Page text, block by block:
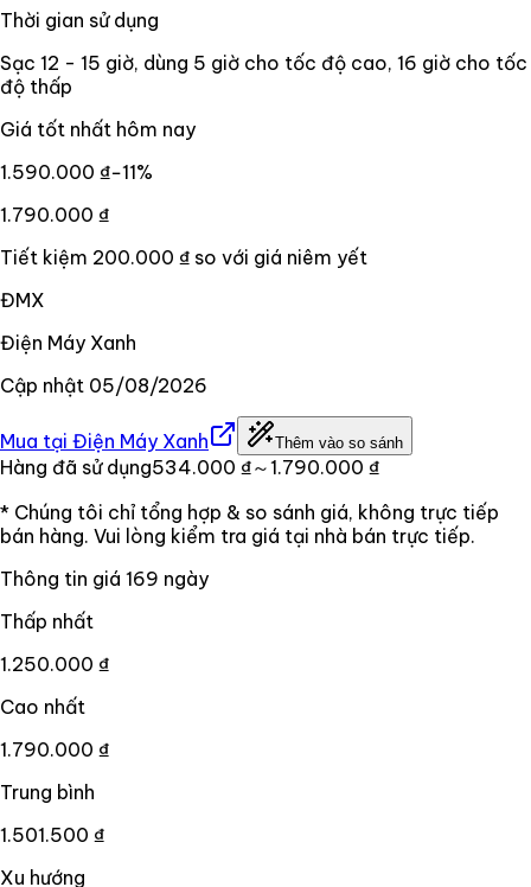
Thời gian sử dụng
Sạc 12 - 15 giờ, dùng 5 giờ cho tốc độ cao, 16 giờ cho tốc
độ thấp
Giá tốt nhất hôm nay
1.590.000 ₫−11%
1.790.000 ₫
Tiết kiệm 200.000 ₫ so với giá niêm yết
ĐMX
Điện Máy Xanh
Cập nhật 05/08/2026
Mua tại Điện Máy Xanh Thêm vào so sánh
Hàng đã sử dụng534.000 ₫～1.790.000 ₫
* Chúng tôi chỉ tổng hợp & so sánh giá, không trực tiếp
bán hàng. Vui lòng kiểm tra giá tại nhà bán trực tiếp.
Thông tin giá 169 ngày
Thấp nhất
1.250.000 ₫
Cao nhất
1.790.000 ₫
Trung bình
1.501.500 ₫
Xu hướng